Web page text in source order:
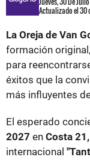
Actualizado el 30
La Oreja de Van
formación
para
éxitos que la
más influyentes
El esperado
2027 en Costa 21,
internacional